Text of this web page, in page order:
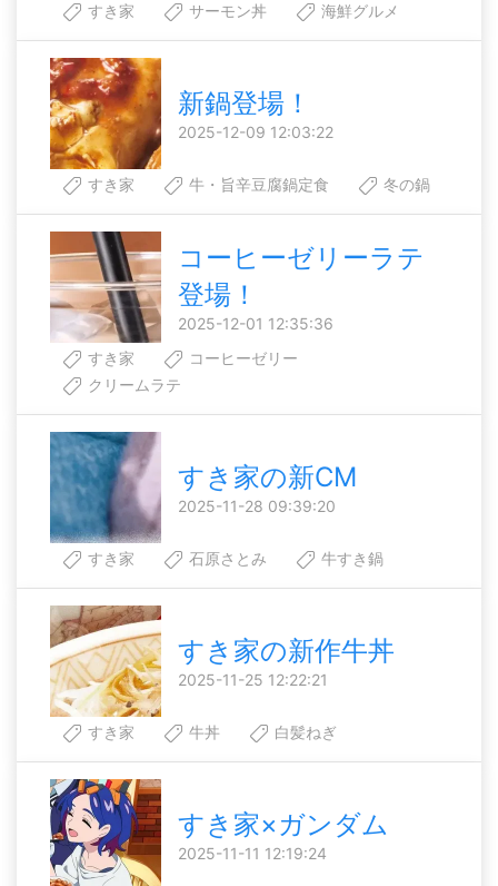
すき家 サーモン丼 海鮮グルメ
新鍋登場！
2025-12-09 12:03:22
すき家 牛・旨辛豆腐鍋定食 冬の鍋
コーヒーゼリーラテ
登場！
2025-12-01 12:35:36
すき家
コーヒーゼリー
クリームラテ
すき家の新CM
2025-11-28 09:39:20
すき家 石原さとみ 牛すき鍋
すき家の新作牛丼
2025-11-25 12:22:21
すき家 牛丼 白髪ねぎ
すき家×ガンダム
2025-11-11 12:19:24